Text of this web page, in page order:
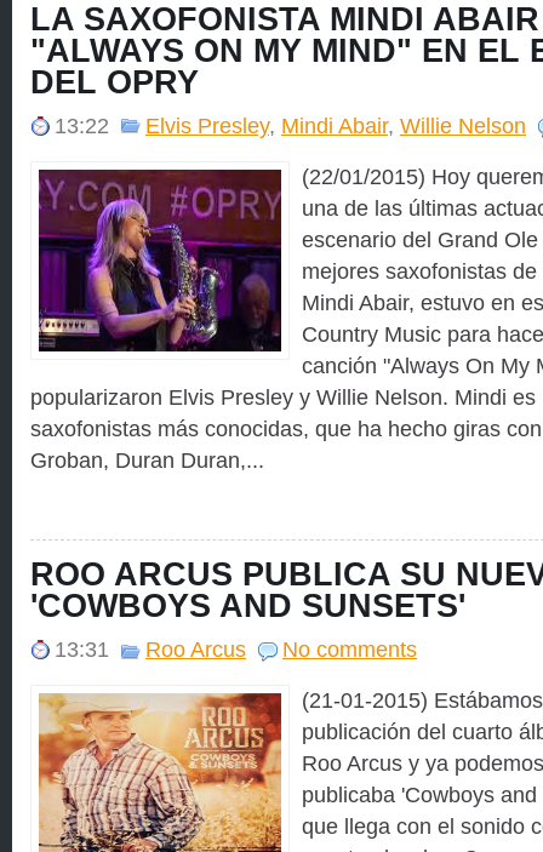
LA SAXOFONISTA MINDI
"ALWAYS ON MY MIND" EN EL
DEL OPRY
13:22 Elvis Presley, Mindi Abair, Willie Nelson
(22/01/2015) Hoy
una de las últimas
escenario del Grand
mejores saxofonistas
Mindi Abair, estuvo en
Country Music para
canción "Always On My
popularizaron Elvis Presley y Willie Nelson. Mindi es
saxofonistas más conocidas, que ha hecho giras
Groban, Duran Duran,...
ROO ARCUS PUBLICA SU
'COWBOYS AND SUNSETS'
13:31 Roo Arcus
No comments
(21-01-2015)
publicación del cuarto
Roo Arcus y ya
publicaba 'Cowboys
que llega con el sonido